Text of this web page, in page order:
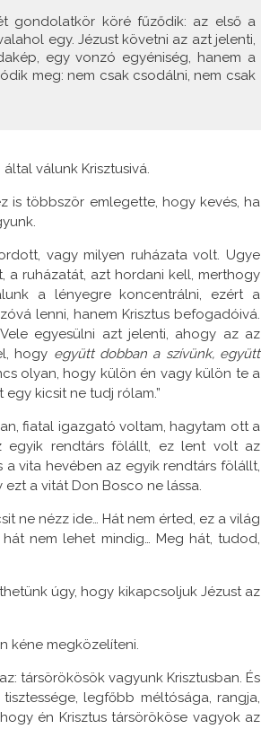
gondolatkör köré fűződik: az első a
egy. Jézust követni az azt jelenti,
egy vonzó egyéniség, hanem a
meg: nem csak csodálni, nem csak
válunk Krisztusivá.
is többször emlegette, hogy kevés, ha
vagy milyen ruházata volt. Ugye
a ruházatát, azt hordani kell, merthogy
a lényegre koncentrálni, ezért a
lenni, hanem Krisztus befogadóivá.
egyesülni azt jelenti, ahogy az az
hogy együtt dobban a szívünk, együtt
olyan, hogy külön én vagy külön te a
kicsit ne tudj rólam.”
fiatal igazgató voltam, hagytam ott a
egyik rendtárs fölállt, ez lent volt az
vita hevében az egyik rendtárs fölállt,
a vitát Don Bosco ne lássa.
ne nézz ide… Hát nem érted, ez a világ
nem lehet mindig… Meg hát, tudod,
úgy, hogy kikapcsoljuk Jézust az
kéne megközelíteni.
társörökösök vagyunk Krisztusban. És
legfőbb méltósága, rangja,
én Krisztus társörököse vagyok az